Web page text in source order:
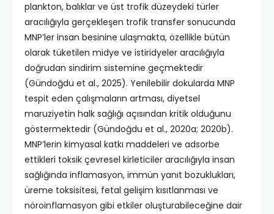
plankton, balıklar ve üst trofik düzeydeki türler
aracılığıyla gerçekleşen trofik transfer sonucunda
MNP’ler insan besinine ulaşmakta, özellikle bütün
olarak tüketilen midye ve istiridyeler aracılığıyla
doğrudan sindirim sistemine geçmektedir
(Gündoğdu et al., 2025). Yenilebilir dokularda MNP
tespit eden çalışmaların artması, diyetsel
maruziyetin halk sağlığı açısından kritik olduğunu
göstermektedir (Gündoğdu et al., 2020a; 2020b).
MNP’lerin kimyasal katkı maddeleri ve adsorbe
ettikleri toksik çevresel kirleticiler aracılığıyla insan
sağlığında inflamasyon, immün yanıt bozuklukları,
üreme toksisitesi, fetal gelişim kısıtlanması ve
nöroinflamasyon gibi etkiler oluşturabileceğine dair